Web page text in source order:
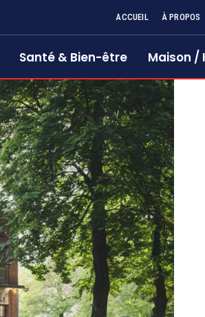
ACCUEIL À PROPOS
Santé & Bien-être Maison /